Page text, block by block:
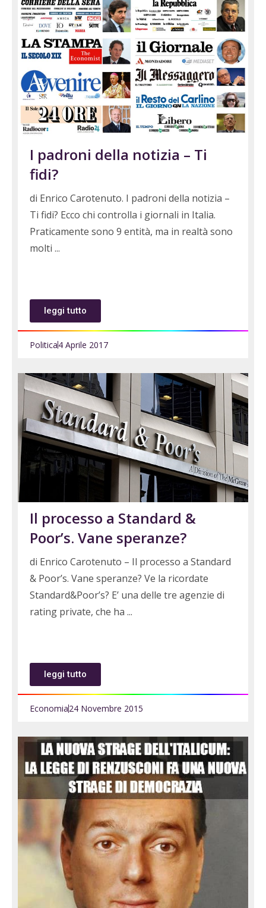
I padroni della notizia – Ti
fidi?
di Enrico Carotenuto. I padroni della notizia –
Ti fidi? Ecco chi controlla i giornali in Italia.
Praticamente sono 9 entità, ma in realtà sono
molti
leggi tutto
Politica4 Aprile 2017
Il processo a Standard &
Poor’s. Vane speranze?
di Enrico Carotenuto – Il processo a Standard
& Poor’s. Vane speranze? Ve la ricordate
Standard&Poor’s? E’ una delle tre agenzie di
rating private, che ha
leggi tutto
Economia24 Novembre 2015